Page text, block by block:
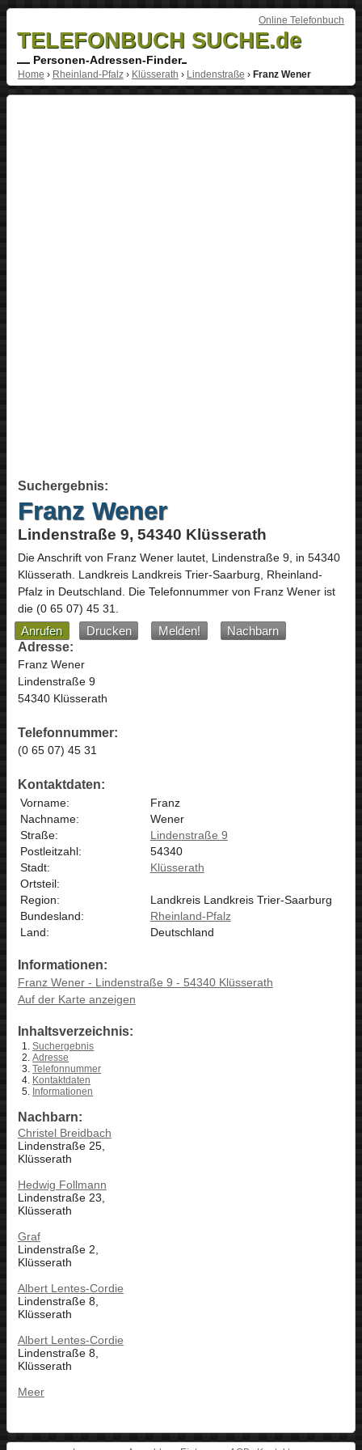
Online Telefonbuch
TELEFONBUCH SUCHE.de
Personen-Adressen-Finder
Home › Rheinland-Pfalz› Klüsserath › Lindenstraße › Franz Wener
Suchergebnis:
Franz Wener
Lindenstraße 9, 54340 Klüsserath
Die Anschrift von Franz Wenerlautet, Lindenstraße 9, in 54340
Klüsserath. Landkreis Landkreis Trier-Saarburg, Rheinland-
Pfalzin Deutschland. Die Telefonnummer von Franz Wener ist
die (0 65 07) 45 31.
Anrufen Drucken Melden!
Nachbarn
Adresse:
Franz Wener
Lindenstraße 9
54340 Klüsserath
Telefonnummer:
(0 65 07) 45 31
Kontaktdaten:
Vorname:
Franz
Nachname:
Wener
Straße:
Lindenstraße 9
Postleitzahl:
54340
Stadt:
Klüsserath
Ortsteil:
Region:
Landkreis Landkreis Trier-Saarburg
Bundesland:
Rheinland-Pfalz
Land:
Deutschland
Informationen:
Franz Wener - Lindenstraße 9 - 54340 Klüsserath
Auf der Karte anzeigen
Inhaltsverzeichnis:
Suchergebnis
Adresse
Telefonnummer
Kontaktdaten
Informationen
Nachbarn:
Christel Breidbach
Lindenstraße 25,
Klüsserath
Hedwig Follmann
Lindenstraße 23,
Klüsserath
Graf
Lindenstraße 2,
Klüsserath
Albert Lentes-Cordie
Lindenstraße 8,
Klüsserath
Albert Lentes-Cordie
Lindenstraße 8,
Klüsserath
Meer